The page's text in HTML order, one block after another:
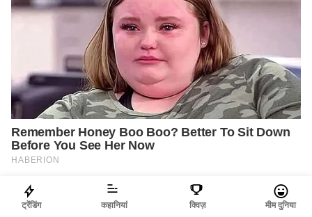
ट्रेंडिंग कहानियां क्विज़ मीम दुनिया